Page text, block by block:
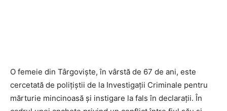
O femeie din Târgoviște, în vârstă de 67 de ani, este
cercetată de polițiștii de la Investigații Criminale pentru
mărturie mincinoasă și instigare la fals în declarații. În